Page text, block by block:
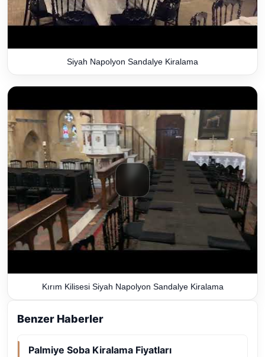
Siyah Napolyon Sandalye Kiralama
Kırım Kilisesi Siyah Napolyon Sandalye Kiralama
Benzer Haberler
Palmiye Soba Kiralama Fiyatları